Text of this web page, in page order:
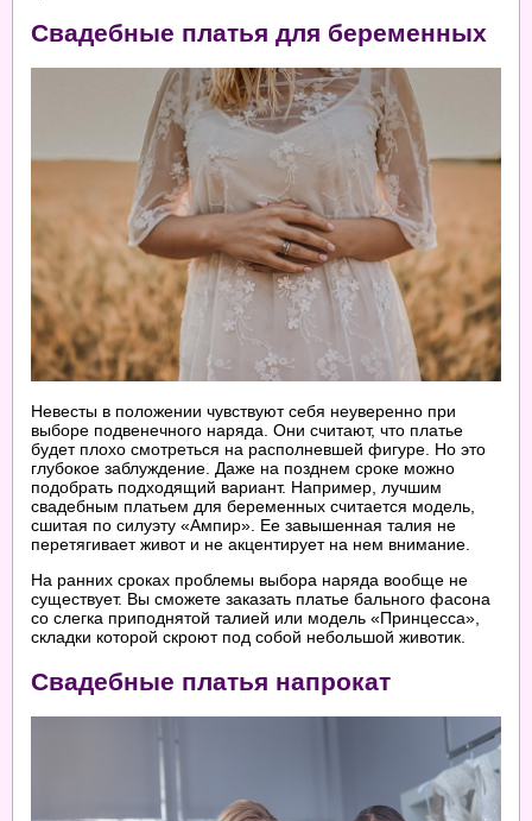
Свадебные платья для беременных
Невесты в положении чувствуют себя неуверенно при
выборе подвенечного наряда. Они считают, что платье
будет плохо смотреться на располневшей фигуре. Но это
глубокое заблуждение. Даже на позднем сроке можно
подобрать подходящий вариант. Например, лучшим
свадебным платьем для беременных считается модель,
сшитая по силуэту «Ампир». Ее завышенная талия не
перетягивает живот и не акцентирует на нем внимание.
На ранних сроках проблемы выбора наряда вообще не
существует. Вы сможете заказать платье бального фасона
со слегка приподнятой талией или модель «Принцесса»,
складки которой скроют под собой небольшой животик.
Свадебные платья напрокат